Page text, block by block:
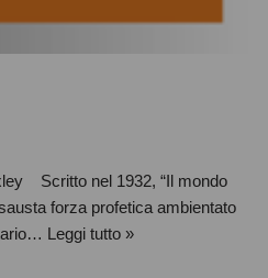
Scritto nel 1932, “Il mondo
forza profetica ambientato
Leggi tutto »